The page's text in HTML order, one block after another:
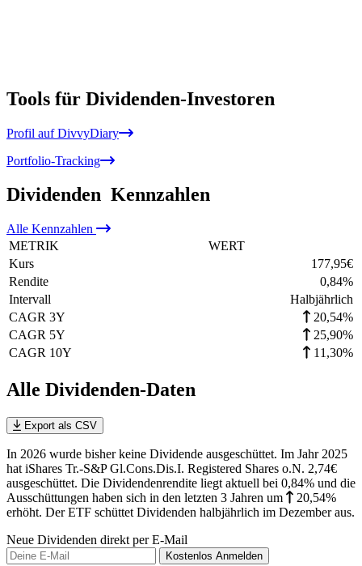
Tools für Dividenden-Investoren
Profil auf DivvyDiary
Portfolio-Tracking
Dividenden Kennzahlen
Alle Kennzahlen
METRIK
WERT
Kurs
177,95€
Rendite
0,84%
Intervall
Halbjährlich
CAGR 3Y
20,54%
CAGR 5Y
25,90%
CAGR 10Y
11,30%
Alle Dividenden-Daten
Export als CSV
In 2026 wurde bisher keine Dividende ausgeschüttet. Im Jahr 2025
hat iShares Tr.-S&P Gl.Cons.Dis.I. Registered Shares o.N. 2,74€
ausgeschüttet. Die Dividendenrendite liegt aktuell bei 0,84% und die
Ausschüttungen haben sich in den letzten 3 Jahren um
20,54%
erhöht. Der ETF schüttet Dividenden halbjährlich im Dezember aus.
Neue Dividenden direkt per E-Mail
Kostenlos Anmelden